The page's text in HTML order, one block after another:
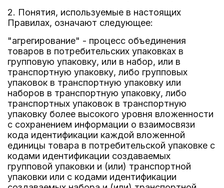
2. Понятия, используемые в настоящих
Правилах, означают следующее:
"агрегирование" - процесс объединения
товаров в потребительских упаковках в
групповую упаковку, или в набор, или в
транспортную упаковку, либо групповых
упаковок в транспортную упаковку или
наборов в транспортную упаковку, либо
транспортных упаковок в транспортную
упаковку более высокого уровня вложенности
с сохранением информации о взаимосвязи
кода идентификации каждой вложенной
единицы товара в потребительской упаковке с
кодами идентификации создаваемых
групповой упаковки и (или) транспортной
упаковки или с кодами идентификации